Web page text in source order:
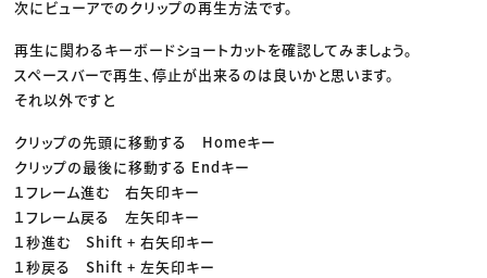
次にビューアでのクリップの再生方法です。
再生に関わるキーボードショートカットを確認してみましょう。
スペースバーで再生、停止が出来るのは良いかと思います。
それ以外ですと
クリップの先頭に移動する Homeキー
クリップの最後に移動する Endキー
１フレーム進む 右矢印キー
１フレーム戻る 左矢印キー
１秒進む Shift + 右矢印キー
１秒戻る Shift + 左矢印キー